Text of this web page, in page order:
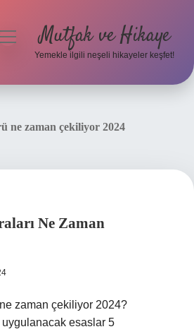
menüyüMutfak ve Hikaye
Yemekle ilgili neşeli hikayeler keşfet!
ne zaman çekiliyor 2024
Ne Zaman
zaman çekiliyor 2024?
esaslar 5